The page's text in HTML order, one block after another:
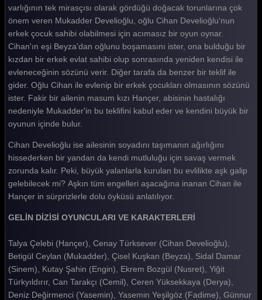
Gelin 194. Bölüm
Gelin 193. Bölüm
Gelin 192. Bölüm
Gelin 191. Bölüm
Gelin 190. Bölüm
Gelin 189. Bölüm
Gelin 187. Bölüm
Gelin 186. Bölüm
Gelin 185. Bölüm
Gelin 184. Bölüm
Gelin 183. Bölüm
Gelin 182. Bölüm
Gelin 181. Bölüm
varlığının tek mirasçısı olarak gördüğü doğacak torunlarına çok
önem veren Mukadder Develioğlu, oğlu Cihan Develioğlu'nun
erkek çocuk sahibi olabilmesi için acımasız bir oyun oynar.
Cihan'ın eşi Beyza'dan oğlunu boşamasını ister, ona bulduğu bir
kızdan bir erkek evlat sahibi olup sonrasında yeniden kendisi ile
evleneceğinin sözünü verir. Diğer tarafa da benzer bir teklif ile
gider. Oğlu Cihan ile evlenip bir erkek çocukları olmasının sözünü
ister. Fakir bir ailenin masum kızı Hançer, abisinin hastalığı
nedeniyle Mukadder'in bu teklifini kabul eder ve kendini büyük bir
oyunun içinde bulur.
Cihan Develioğlu ise ailesinin soyadını taşımanın ağırlığını
hissederken bir yandan da kendi mutluluğu için savaş vermek
zorunda kalır. Peki, büyük yalanlarla kurulan bu evlilikte aşk galip
gelebilecek mi? Aşkın tüm engelleri aşacağına inanan Cihan ile
Hançer in sürprizlerle dolu öyküsü anlatılıyor.
GELİN DİZİSİ OYUNCULARI VE KARAKTERLERİ
Talya Çelebi (Hançer), Cenay Türksever (Cihan Develioğlu),
Betigül Ceylan (Mukadder), Çisel Kuşkan (Beyza), Sidal Damar
(Sinem), Kutay Şahin (Engin), Ekrem Bozgül (Nusret), Yiğit
Türkyıldırır, Can Tarakçı (Cemil), Ceren Yüksekkaya (Derya),
Deniz Değirmenci (Yasemin), Yasemin Yeşilgöz (Fadime), Günnur